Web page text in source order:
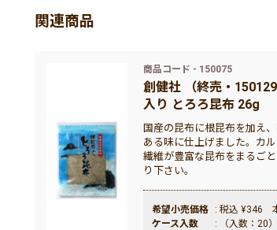
関連商品
商品コード - 150075
創健社 （終売・
入り とろろ昆布 26g
国産の昆布に根昆布を加え
ある味に仕上げました。カ
繊維が豊富な昆布をまるご
り下さい。
希望小売価格
: 税込 ¥346
ケース入数
: （入数：20）